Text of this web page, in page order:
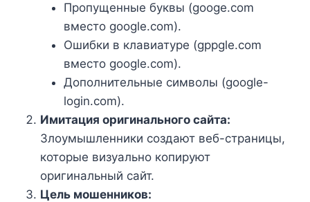
Пропущенные буквы (googe.com
вместо google.com).
Ошибки в клавиатуре (gppgle.com
вместо google.com).
Дополнительные символы (google-
login.com).
Имитация оригинального сайта:
Злоумышленники создают веб-страницы,
которые визуально копируют
оригинальный сайт.
Цель мошенников: